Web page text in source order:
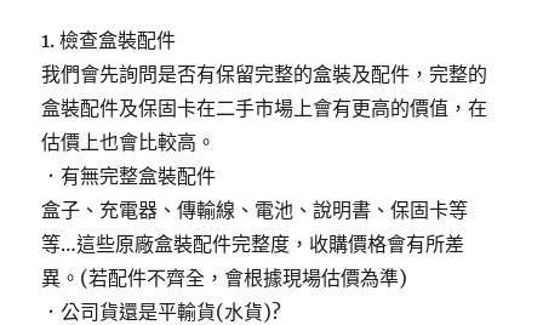
1. 檢查盒裝配件
我們會先詢問是否有保留完整的盒裝及配件，完整的
盒裝配件及保固卡在二手市場上會有更高的價值，在
估價上也會比較高。
．有無完整盒裝配件
盒子、充電器、傳輸線、電池、說明書、保固卡等
等…這些原廠盒裝配件完整度，收購價格會有所差
異。(若配件不齊全，會根據現場估價為準)
．公司貨還是平輸貨(水貨)?